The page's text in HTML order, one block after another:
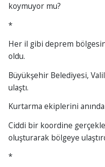
koymuyor mu?
*
Her il gibi deprem
oldu.
Büyükşehir Belediyesi,
ulaştı.
Kurtarma ekiplerini anında
Ciddi bir koordine
oluşturarak bölgeye
*